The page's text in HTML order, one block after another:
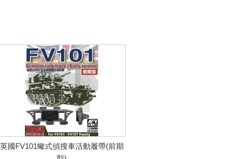
英國FV101蠍式偵搜車活動履帶(前期